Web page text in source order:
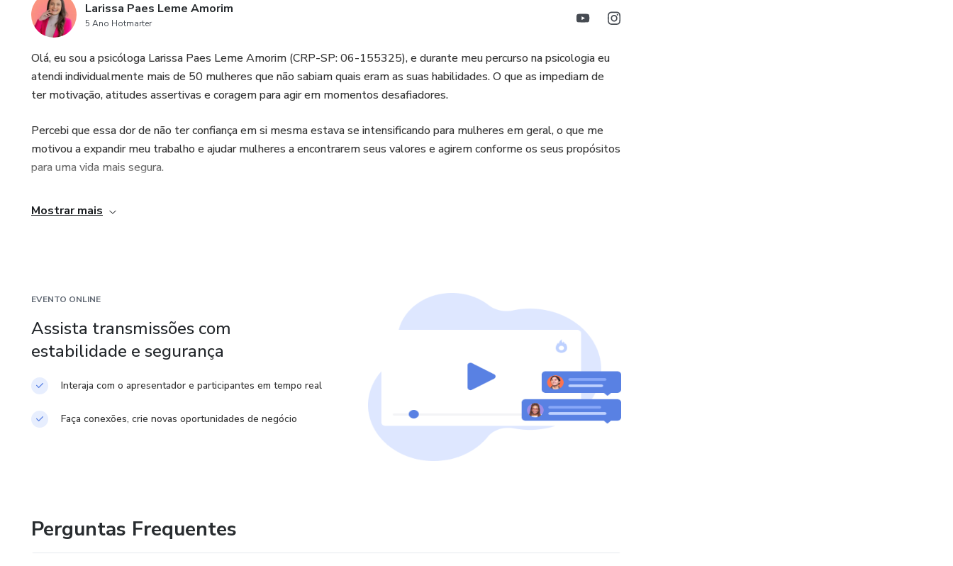
Larissa Paes Leme Amorim
5 Ano Hotmarter
Olá, eu sou a psicóloga Larissa Paes Leme Amorim (CRP-SP: 06-155325), e durante meu percurso na psicologia eu
atendi individualmente mais de 50 mulheres que não sabiam quais eram as suas habilidades. O que as impediam de
ter motivação, atitudes assertivas e coragem para agir em momentos desafiadores.
Percebi que essa dor de não ter confiança em si mesma estava se intensificando para mulheres em geral, o que me
motivou a expandir meu trabalho e ajudar mulheres a encontrarem seus valores e agirem conforme os seus propósitos
para uma vida mais segura.
Mostrar mais
EVENTO ONLINE
Assista transmissões com
estabilidade e segurança
Interaja com o apresentador e participantes em tempo real
Faça conexões, crie novas oportunidades de negócio
Perguntas Frequentes